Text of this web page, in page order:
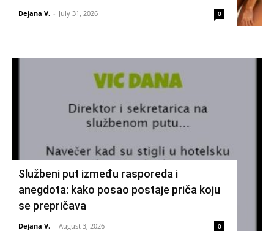
Dejana V. - July 31, 2026 0
Službeni put između rasporeda i
anegdota: kako posao postaje priča koju
se prepričava
Dejana V. - August 3, 2026 0